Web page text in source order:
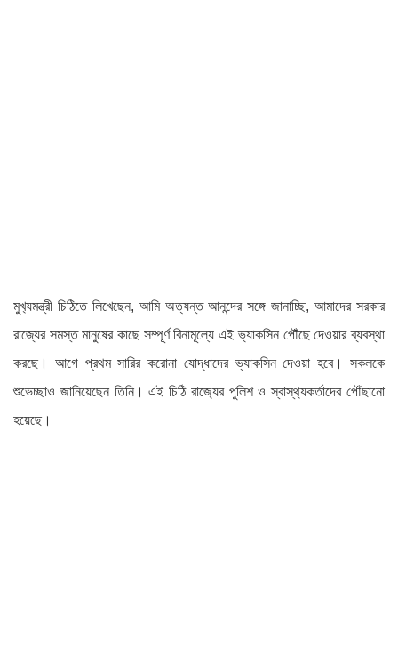
মুখ‍্যমন্ত্রী চিঠিতে লিখেছেন, আমি অত্যন্ত আনন্দের সঙ্গে জানাচ্ছি, আমাদের সরকার
রাজ্যের সমস্ত মানুষের কাছে সম্পূর্ণ বিনামূল্যে এই ভ্যাকসিন পৌঁছে দেওয়ার ব্যবস্থা
করছে। আগে প্রথম সারির করোনা যোদ্ধাদের ভ্যাকসিন দেওয়া হবে। সকলকে
শুভেচ্ছাও জানিয়েছেন তিনি। এই চিঠি রাজ‍্যের পুলিশ ও স্বাস্থ‍্যকর্তাদের পৌঁছানো
হয়েছে।